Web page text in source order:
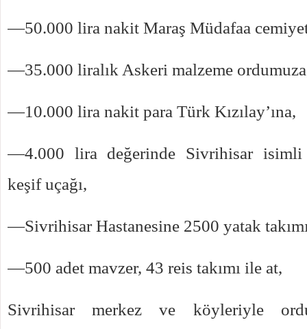
—50.000 lira nakit Maraş Müdafaa
—35.000 liralık Askeri malzeme
—10.000 lira nakit para Türk Kızılay’ına,
—4.000 lira değerinde Sivrihisar
keşif uçağı,
—Sivrihisar Hastanesine 2500 yatak
—500 adet mavzer, 43 reis takımı ile at,
Sivrihisar merkez ve köyleriyle